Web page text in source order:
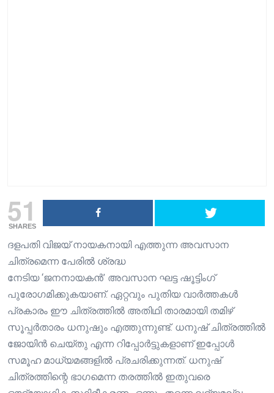
51
SHARES
ദളപതി വിജയ് നായകനായി എത്തുന്ന അവസാന
ചിത്രമെന്ന പേരിൽ ശ്രദ്ധ
നേടിയ ‘ജനനായകൻ’ അവസാന ഘട്ട ഷൂട്ടിംഗ്
പുരോഗമിക്കുകയാണ്. ഏറ്റവും പുതിയ വാർത്തകൾ
പ്രകാരം ഈ ചിത്രത്തിൽ അതിഥി താരമായി തമിഴ്
സൂപ്പർതാരം ധനുഷും എത്തുന്നുണ്ട്. ധനുഷ് ചിത്രത്തിൽ
ജോയിൻ ചെയ്തു എന്ന റിപ്പോർട്ടുകളാണ് ഇപ്പോൾ
സമൂഹ മാധ്യമങ്ങളിൽ പ്രചരിക്കുന്നത്. ധനുഷ്
ചിത്രത്തിന്റെ ഭാഗമെന്ന തരത്തിൽ ഇതുവരെ